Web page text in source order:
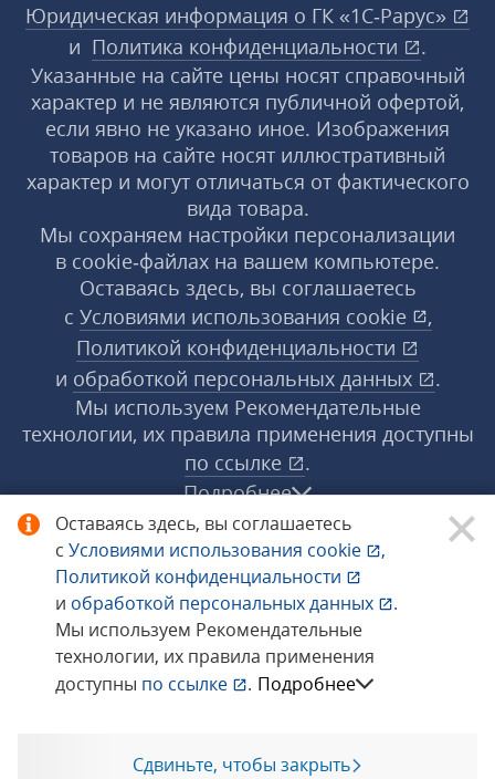
Оставаясь здесь, вы соглашаетесь
с Условиями использования cookie
,
Политикой конфиденциальности
и обработкой персональных данных
.
Мы используем Рекомендательные
технологии, их правила применения
доступны по ссылке . Подробнее
Сдвиньте, чтобы закрыть
Юридическая информация о ГК «1С‑Рарус»
и Политика конфиденциальности
.
Указанные на сайте цены носят справочный
характер и не являются публичной офертой,
если явно не указано иное. Изображения
товаров на сайте носят иллюстративный
характер и могут отличаться от фактического
вида товара.
Мы сохраняем настройки персонализации
в cookie‑файлах на вашем компьютере.
Оставаясь здесь, вы соглашаетесь
с Условиями использования cookie
,
Политикой конфиденциальности
и обработкой персональных данных
.
Мы используем Рекомендательные
технологии, их правила применения доступны
по ссылке
.
Подробнее
© 1998−2026 «1С‑Рарус» ®. Все права
защищены.
Сообщить об ошибке
Позвоните мне